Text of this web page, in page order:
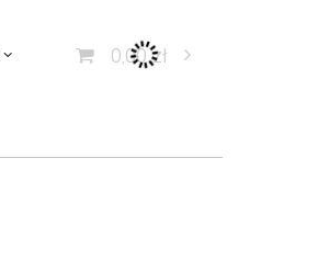
0,00 zł